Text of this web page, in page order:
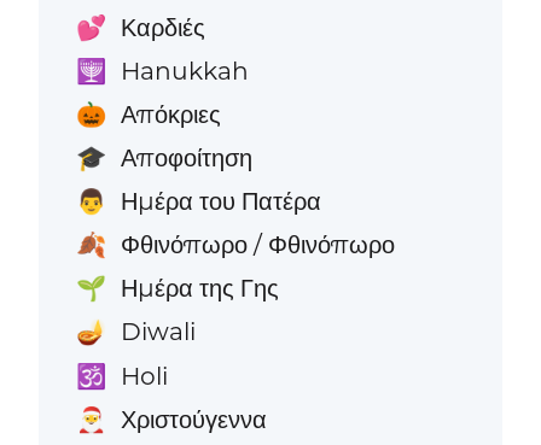
💕 Καρδιές
🕎 Hanukkah
🎃 Απόκριες
🎓 Αποφοίτηση
👨 Ημέρα του Πατέρα
🍂 Φθινόπωρο / Φθινόπωρο
🌱 Ημέρα της Γης
🪔 Diwali
🕉️ Holi
🎅 Χριστούγεννα